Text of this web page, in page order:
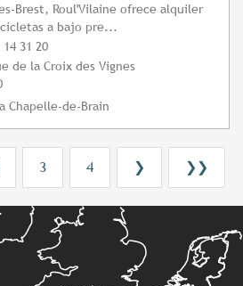
Brest, Roul'Vilaine ofrece alquiler
a bajo pre...
14 31 20
de la Croix des Vignes
Chapelle-de-Brain
3 4 ❯ ❯❯